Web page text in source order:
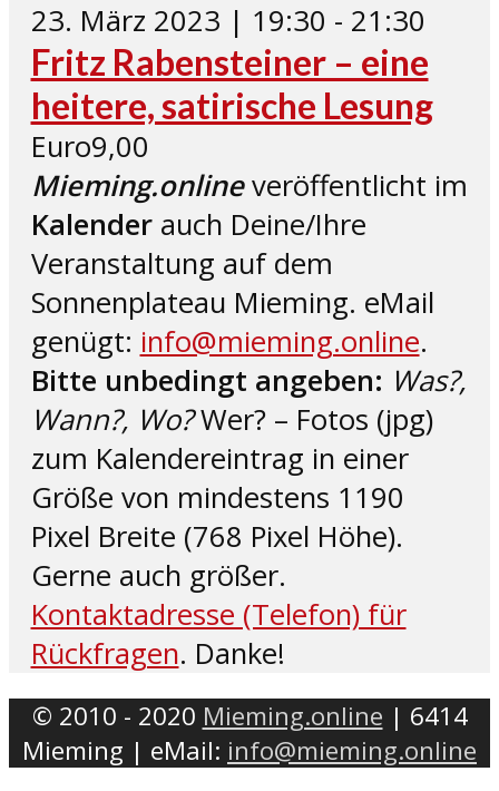
23. März 2023 | 19:30 - 21:30
Fritz Rabensteiner – eine
heitere, satirische Lesung
Euro9,00
Mieming.onlineveröffentlicht im
Kalenderauch Deine/Ihre
Veranstaltung auf dem
Sonnenplateau Mieming. eMail
genügt: info@mieming.online.
Bitte unbedingt angeben: Was?,
Wann?, Wo?Wer? – Fotos (jpg)
zum Kalendereintrag in einer
Größe von mindestens 1190
Pixel Breite (768 Pixel Höhe).
Gerne auch größer.
Kontaktadresse (Telefon) für
Rückfragen. Danke!
© 2010 - 2020 Mieming.online | 6414
Mieming | eMail: info@mieming.online